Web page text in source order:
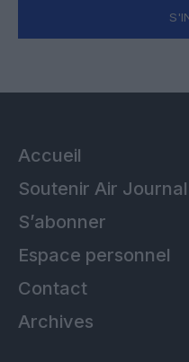
Accueil
Soutenir Air Journal
S’abonner
Espace personnel
Contact
Archives